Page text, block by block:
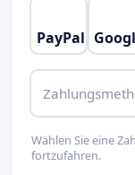
PayPal
Wählen Sie eine
fortzufahren.